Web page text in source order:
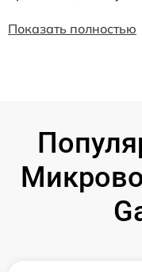
Показать полностью